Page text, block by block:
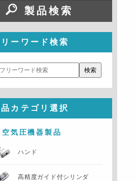
製品検索
ーワード検索
カテゴリ選択
空気圧機器製品
ハンド
高精度ガイド付シリンダ